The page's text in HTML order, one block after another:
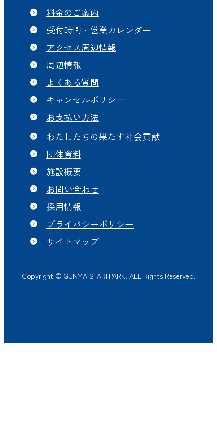
料金のご案内
受付時間・営業カレンダー
アクセス周辺情報
周辺情報
よくある質問
キャンセルポリシー
お支払い方法
わたしたちの果たす社会貢献
団体資料
施設概要
お問い合わせ
採用情報
プライバシーポリシー
サイトマップ
Copyright © GUNMA SFARI PARK. ALL Rights Reserved.